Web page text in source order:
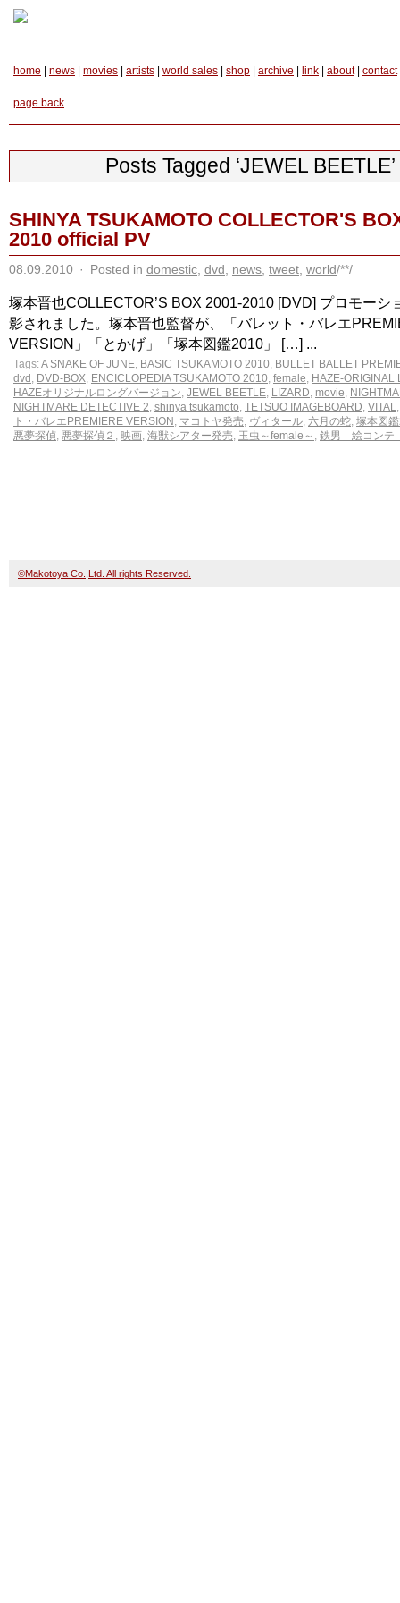
home news movies artists world sales shop archive link about| contact
page back
Posts Tagged ‘JEWEL BEETLE’
SHINYA TSUKAMOTO COLLECTOR'S
2010 official PV
08.09.2010 · Posted in domestic dvd news tweet world/**/
塚本晋也COLLECTOR’S BOX 2001-2010 [DVD] プロモーシ
影されました。塚本晋也監督が、「バレット・バレエ
VERSION」「とかげ」「塚本図鑑2010」 […] ...
Tags:A SNAKE OF JUNE, BASIC TSUKAMOTO 2010, BULLET BALLET
dvd , DVD-BOX, ENCICLOPEDIA TSUKAMOTO 2010, female, HAZE-ORIGINAL
HAZEオリジナルロングバージョン, JEWEL BEETLE, LIZARD, movie,
NIGHTMARE DETECTIVE 2, shinya tsukamoto, TETSUO IMAGEBOARD, VITAL
ト・バレエPREMIERE VERSION , マコトヤ発売, ヴィタール, 六月の蛇, 塚本図
悪夢探偵, 悪夢探偵２ , 映画, 海獣シアター発売, 玉虫～female～ , 鉄男 絵コンテ
©Makotoya Co.,Ltd. All rights Reserved.